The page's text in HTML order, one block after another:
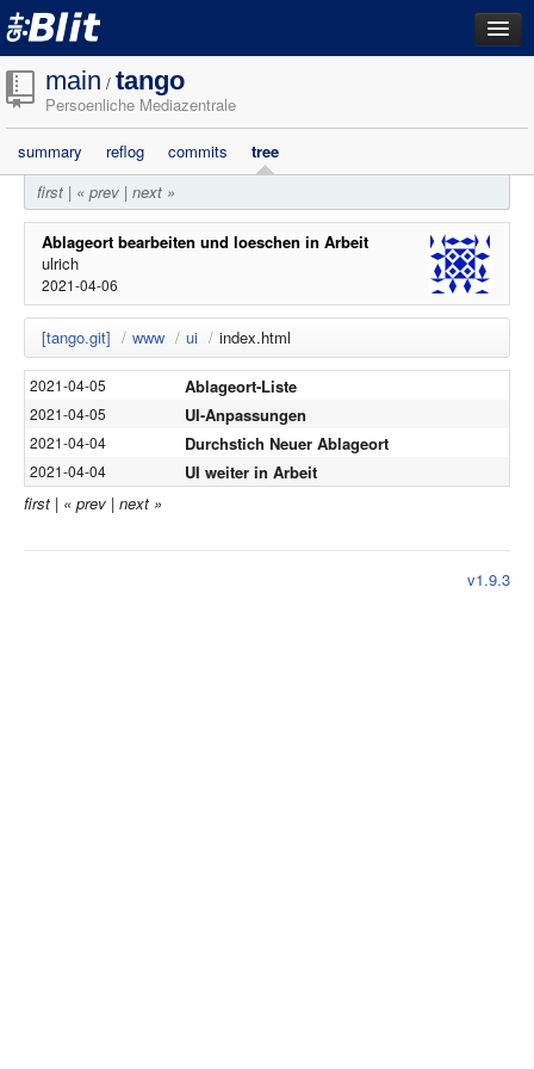
dashboard
repositories
filestore
activity
search
login
main / tango
Persoenliche Mediazentrale
summary reflog commits
tree
first | « prev | next »
Ablageort bearbeiten und loeschen in Arbeit
ulrich
2021-04-06
[tango.git] / www / ui / index.html
2021-04-05 Ablageort-Liste
2021-04-05 UI-Anpassungen
2021-04-04 Durchstich Neuer Ablageort
2021-04-04
UI weiter in Arbeit
first | « prev | next »
v1.9.3